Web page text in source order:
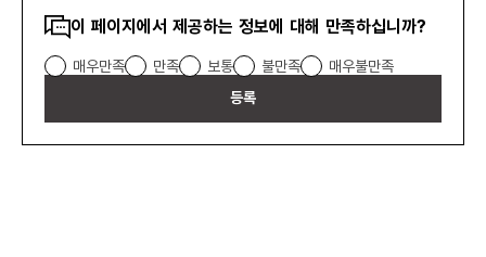
콘텐츠
조사
이 페이지에서 제공하는 정보에 대해 만족하십니까?
매우만족 만족 보통 불만족
매우불만족
등록